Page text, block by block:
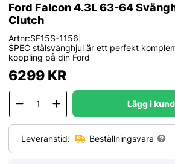
Ford Falcon 4.3L 63-64
Clutch
Artnr:SF15S-1156
SPEC stålsvänghjul är ett perfekt
koppling på din Ford
6299KR
Lägg i
Leveranstid: Beställningsvara